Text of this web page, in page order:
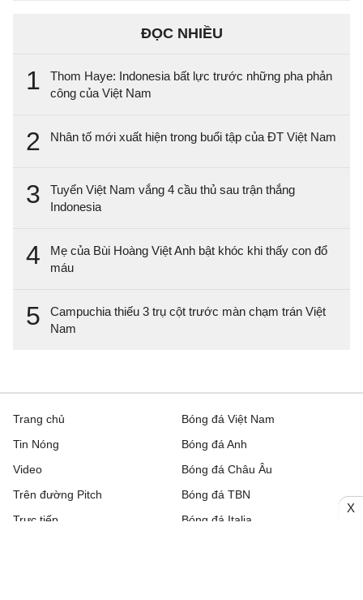
ĐỌC NHIỀU
1
Thom Haye: Indonesia bất lực trước những pha phản
công của Việt Nam
2 Nhân tố mới xuất hiện trong buổi tập của ĐT Việt Nam
3
Tuyển Việt Nam vắng 4 cầu thủ sau trận thắng
Indonesia
4
Mẹ của Bùi Hoàng Việt Anh bật khóc khi thấy con đổ
máu
5
Campuchia thiếu 3 trụ cột trước màn chạm trán Việt
Nam
Trang chủ
Tin Nóng
Video
Trên đường Pitch
Trực tiếp
Bóng đá Việt Nam
Bóng đá Anh
Bóng đá Châu Âu
Bóng đá TBN
Bóng đá Italia
X